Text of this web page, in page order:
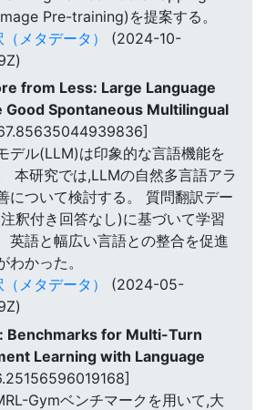
Pre-training)を提案する。
メタデータ）
(2024-10-
from Less: Large Language
Good Spontaneous Multilingual
デル(LLM)は印象的な言語機能を
本研究では,LLMの自然多言語アラ
について検討する。 質問翻訳デー
釈付き回答なし)に基づいて学習
英語と幅広い言語との整合を促進
わかった。
メタデータ）
(2024-05-
Benchmarks for Multi-Turn
Learning with Language
Gymベンチマークを用いて,大